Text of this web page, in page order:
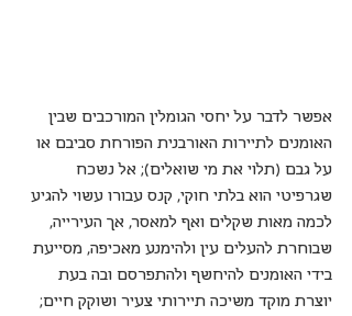
אפשר לדבר על יחסי הגומלין המורכבים שבין
האומנים לתיירות האורבנית הפורחת סביבם או
על גבם (תלוי את מי שואלים); אל נשכח
שגרפיטי הוא בלתי חוקי, קנס עבורו עשוי להגיע
לכמה מאות שקלים ואף למאסר, אך העירייה,
שבוחרת להעלים עין ולהימנע מאכיפה, מסייעת
בידי האומנים להיחשף ולהתפרסם ובה בעת
יוצרת מוקד משיכה תיירותי צעיר ושוקק חיים;